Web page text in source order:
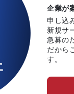
企業が
申し込
新規サ
急募の
だから
す。